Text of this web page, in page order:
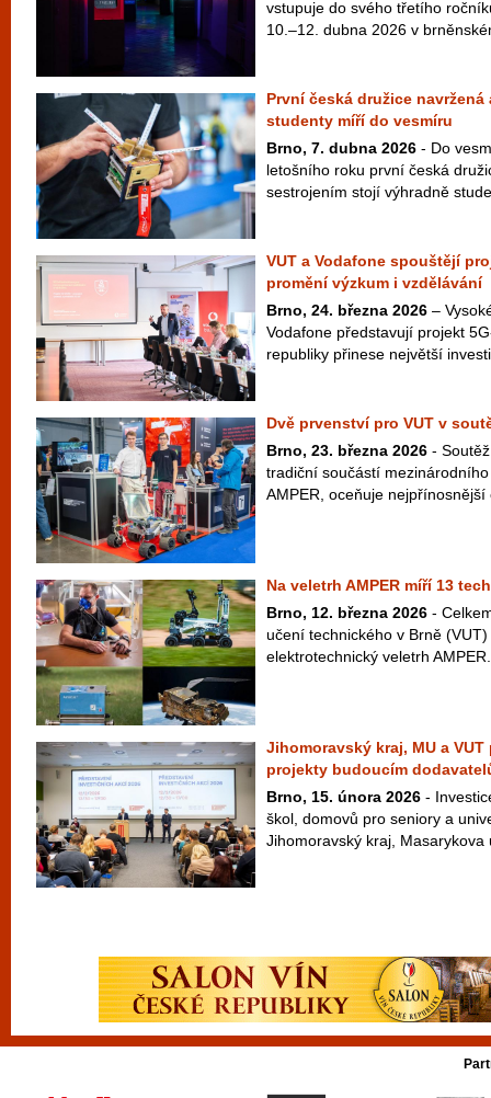
vstupuje do svého třetího
10.–12. dubna 2026 v
První česká družice
studenty míří do vesmíru
Brno, 7. dubna 2026 - Do
letošního roku první česká
sestrojením stojí výhradně
VUT a Vodafone spouštějí
promění výzkum i vzdělávání
Brno, 24. března 2026 –
Vodafone představují projekt
republiky přinese největší
Dvě prvenství pro VUT v
Brno, 23. března 2026 -
tradiční součástí
AMPER, oceňuje
Na veletrh AMPER míří 13
Brno, 12. března 2026 -
učení technického v Brně
elektrotechnický veletrh
Jihomoravský kraj, MU a
projekty budoucím
Brno, 15. února 2026 -
škol, domovů pro seniory a
Jihomoravský kraj, Masarykova